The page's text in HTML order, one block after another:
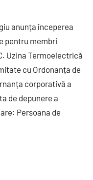
anunța începerea
pentru membri
Uzina Termoelectrică
cu Ordonanța de
corporativă a
de depunere a
Persoana de